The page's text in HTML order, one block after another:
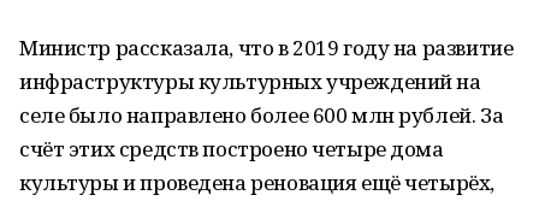
Министр рассказала, что в 2019 году на развитие
инфраструктуры культурных учреждений на
селе было направлено более 600 млн рублей. За
счёт этих средств построено четыре дома
культуры и проведена реновация ещё четырёх,